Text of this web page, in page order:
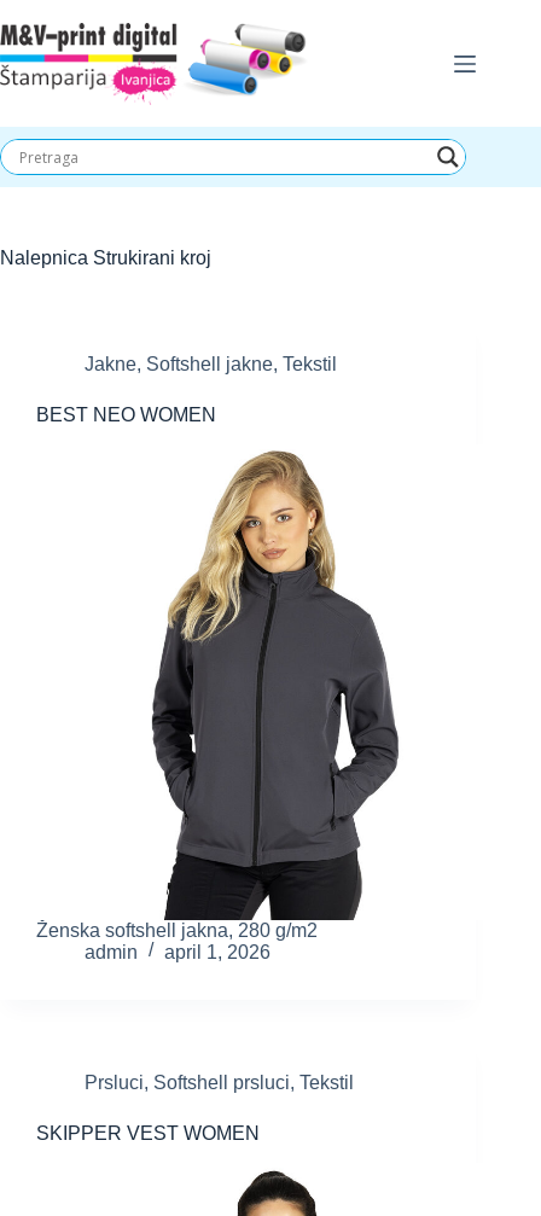
to
content
Nalepnica Strukirani kroj
Jakne, Softshell jakne, Tekstil
BEST NEO WOMEN
Ženska softshell jakna, 280 g/m2
admin
april 1, 2026
Prsluci, Softshell prsluci, Tekstil
SKIPPER VEST WOMEN